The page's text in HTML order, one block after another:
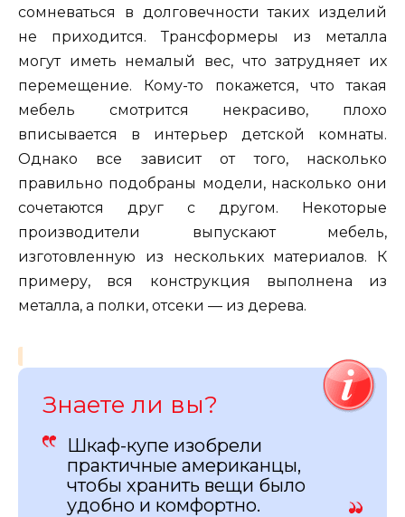
сомневаться в долговечности таких изделий
не приходится. Трансформеры из металла
могут иметь немалый вес, что затрудняет их
перемещение. Кому-то покажется, что такая
мебель смотрится некрасиво, плохо
вписывается в интерьер детской комнаты.
Однако все зависит от того, насколько
правильно подобраны модели, насколько они
сочетаются друг с другом. Некоторые
производители выпускают мебель,
изготовленную из нескольких материалов. К
примеру, вся конструкция выполнена из
металла, а полки, отсеки — из дерева.
Знаете ли вы?
Шкаф-купе изобрели
практичные американцы,
чтобы хранить вещи было
удобно и комфортно.